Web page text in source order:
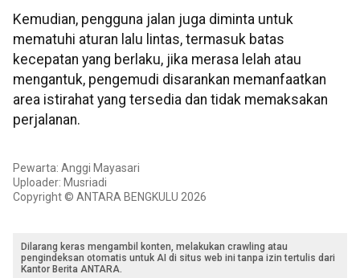
Kemudian, pengguna jalan juga diminta untuk
mematuhi aturan lalu lintas, termasuk batas
kecepatan yang berlaku, jika merasa lelah atau
mengantuk, pengemudi disarankan memanfaatkan
area istirahat yang tersedia dan tidak memaksakan
perjalanan.
Pewarta: Anggi Mayasari
Uploader: Musriadi
Copyright © ANTARA BENGKULU 2026
Dilarang keras mengambil konten, melakukan crawling atau
pengindeksan otomatis untuk AI di situs web ini tanpa izin tertulis dari
Kantor Berita ANTARA.